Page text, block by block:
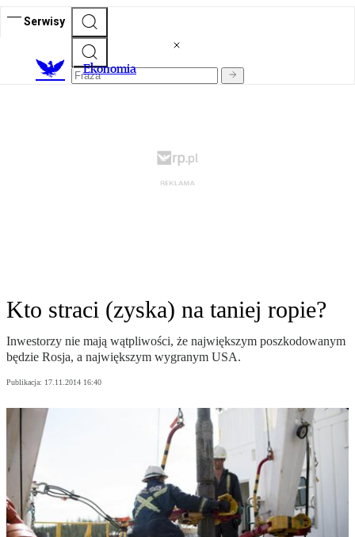
Serwisy
Ekonomia
Kto straci (zyska) na taniej ropie?
Inwestorzy nie mają wątpliwości, że największym poszkodowanym
będzie Rosja, a największym wygranym USA.
Publikacja: 17.11.2014 16:40